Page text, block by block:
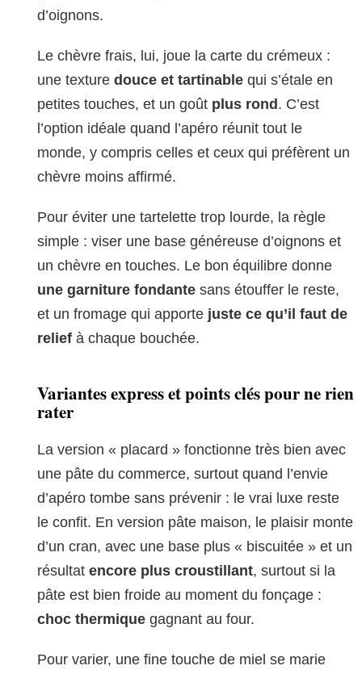
d’oignons.
Le chèvre frais, lui, joue la carte du crémeux :
une texture douce et tartinable qui s’étale en
petites touches, et un goût plus rond. C’est
l’option idéale quand l’apéro réunit tout le
monde, y compris celles et ceux qui préfèrent un
chèvre moins affirmé.
Pour éviter une tartelette trop lourde, la règle
simple : viser une base généreuse d’oignons et
un chèvre en touches. Le bon équilibre donne
une garniture fondante sans étouffer le reste,
et un fromage qui apporte juste ce qu’il faut de
relief à chaque bouchée.
Variantes express et points clés pour ne rien
rater
La version « placard » fonctionne très bien avec
une pâte du commerce, surtout quand l’envie
d’apéro tombe sans prévenir : le vrai luxe reste
le confit. En version pâte maison, le plaisir monte
d’un cran, avec une base plus « biscuitée » et un
résultat encore plus croustillant, surtout si la
pâte est bien froide au moment du fonçage :
choc thermique gagnant au four.
Pour varier, une fine touche de miel se marie